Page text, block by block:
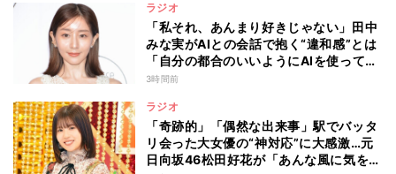
ラジオ
「私それ、あんまり好きじゃない」田中
みな実がAIとの会話で抱く“違和感”とは
「自分の都合のいいようにAIを使ってる
人たちって…」
3時間前
ラジオ
「奇跡的」「偶然な出来事」駅でバッタ
リ会った大女優の“神対応”に大感激…元
日向坂46松田好花が「あんな風に気を使